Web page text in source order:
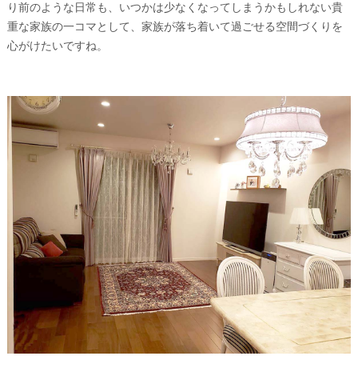
り前のような日常も、いつかは少なくなってしまうかもしれない貴
重な家族の一コマとして、家族が落ち着いて過ごせる空間づくりを
心がけたいですね。